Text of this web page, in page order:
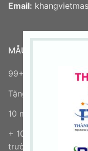
Email:
MẪU LOGO MỚI
99+ mẫu logo chữ
Tặng logo miễn phí
10 mẫu logo chữ N
+ 100 mẫu logo
trường học